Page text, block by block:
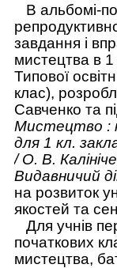
В альбомі-
завдання і
мистецтва в 1
Типової
клас),
Савченко та
Мистецтво :
для 1 кл.
/ О. В.
Видавничий
на розвиток
якостей та
Для учнів
початкових
мистецтва,